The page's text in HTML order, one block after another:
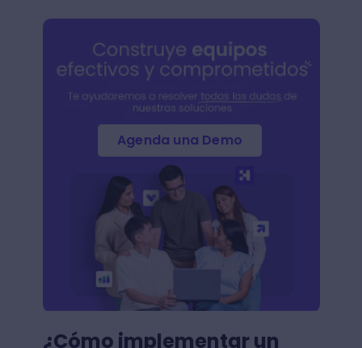
Agenda una Demo
¿Cómo implementar un